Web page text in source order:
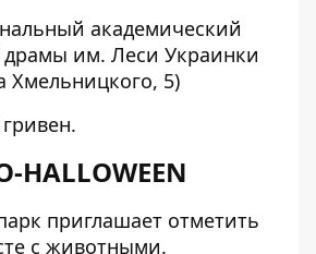
академический
драмы им. Леси Украинки
Хмельницкого, 5)
HALLOWEEN
приглашает отметить
с животными.